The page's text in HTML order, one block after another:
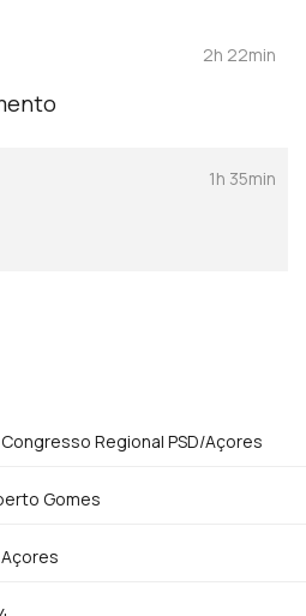
2h 22min
1h 35min
Congresso Regional PSD/Açores
Gomes
Açores